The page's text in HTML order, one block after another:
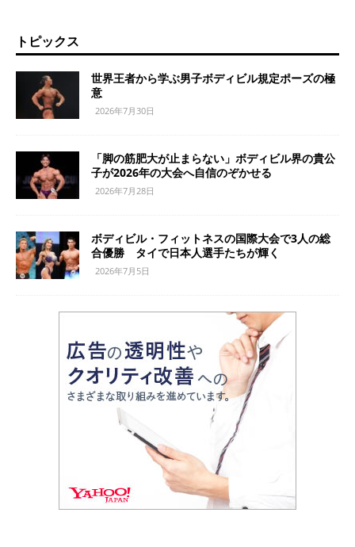
トピックス
世界王者から学ぶ男子ボディビル規定ポーズの極
意
2026年7月30日
「脚の筋肥大が止まらない」ボディビル界の貴公
子が2026年の大会へ自信のぞかせる
2026年7月28日
ボディビル・フィットネスの国際大会で3人の総
合優勝 タイで日本人選手たちが輝く
2026年7月5日